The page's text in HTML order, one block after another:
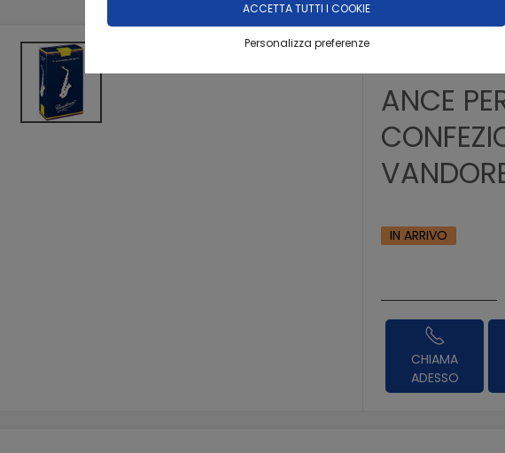
ACCETTA TUTTI I COOKIE
Personalizza preferenze
ANCE
IN ARRIVO
CHIAMA
ADESSO